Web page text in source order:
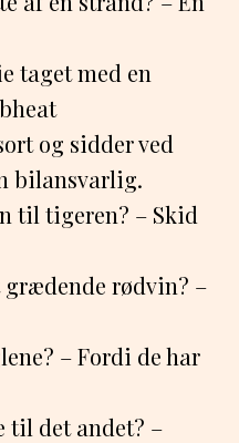
taget med en
og sidder ved
bilansvarlig.
til tigeren? – Skid
rødvin? –
– Fordi de har
til det andet? –